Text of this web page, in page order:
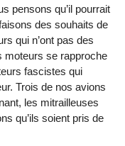
pensons qu’il pourrait
des souhaits de
qui n’ont pas des
moteurs se rapproche
fascistes qui
Trois de nos avions
les mitrailleuses
qu’ils soient pris de